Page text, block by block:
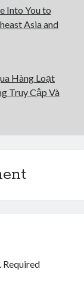
Into You to
Asia and
Hàng Loạt
Truy Cập Và
Required